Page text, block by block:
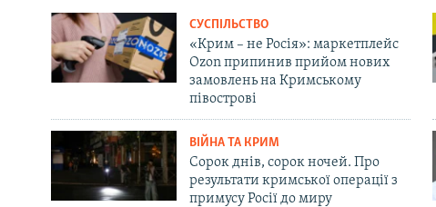
СУСПІЛЬСТВО
«Крим – не Росія»: маркетплейс
Ozon припинив прийом нових
замовлень на Кримському
півострові
ВІЙНА ТА КРИМ
Сорок днів, сорок ночей. Про
результати кримської операції з
примусу Росії до миру